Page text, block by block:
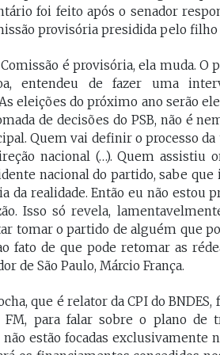
foi feito após o senador
provisória presidida pelo
Comissão é provisória, ela muda.
entendeu de fazer uma
eleições do próximo ano serão
de decisões do PSB, não é
Quem vai definir o processo da
nacional (…). Quem assistiu
nacional do partido, sabe
da realidade. Então eu não estou
Isso só revela,
tomar o partido de alguém que
fato de que pode retomar as
de São Paulo, Márcio França.
que é relator da CPI do
FM, para falar sobre o plano de
estão focadas exclusivamente
do
Vossa Excelência que
PAULO VELTEN
Desembargador
maranhense
de 2007. Ocupou o
diretor da Escola
da Magistratura do
Maranhão (ESMAM)
biênio 2017/2018 e
corregedor-geral
do Maranhão no
2020/2022. Foi
do Tribunal de
Maranhão para o